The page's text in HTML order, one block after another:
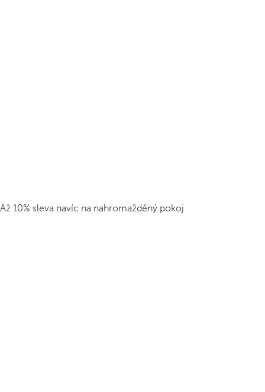
Až 10% sleva navíc na nahromažděný pokoj